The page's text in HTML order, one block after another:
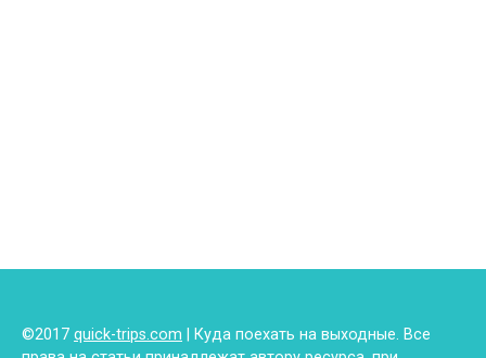
©2017 quick-trips.com | Куда поехать на выходные. Все